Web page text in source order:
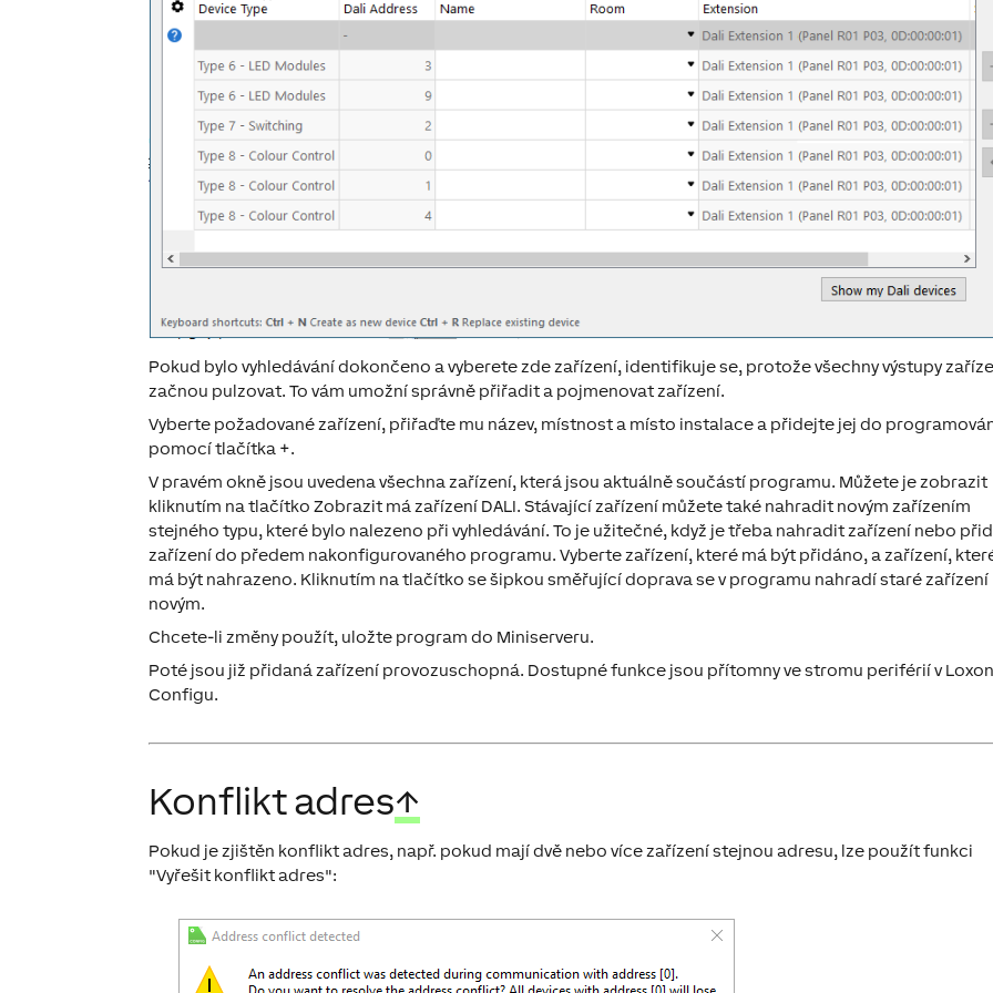
Pokud bylo vyhledávání dokončeno a vyberete zde zařízení, identifikuje se, protože všechny výstupy
začnou pulzovat. To vám umožní správně přiřadit a pojmenovat zařízení.
Vyberte požadované zařízení, přiřaďte mu název, místnost a místo instalace a přidejte jej do
pomocí tlačítka +.
V pravém okně jsou uvedena všechna zařízení, která jsou aktuálně součástí programu. Můžete je zobrazit
kliknutím na tlačítkoZobrazit má zařízení DALI. Stávající zařízení můžete také nahradit novým zařízením
stejného typu, které bylo nalezeno při vyhledávání. To je užitečné, když je třeba nahradit zařízení nebo
zařízení do předem nakonfigurovaného programu. Vyberte zařízení, které má být přidáno, a zařízení,
má být nahrazeno. Kliknutím na tlačítko se šipkou směřující doprava se v programu nahradí staré zařízení
novým.
Chcete-li změny použít, uložte program do Miniserveru.
Poté jsou již přidaná zařízení provozuschopná. Dostupné funkce jsou přítomny ve stromu periférií v
Configu.
Konflikt adres↑
Pokud je zjištěn konflikt adres, např. pokud mají dvě nebo více zařízení stejnou adresu, lze použít funkci
"Vyřešit konflikt adres":